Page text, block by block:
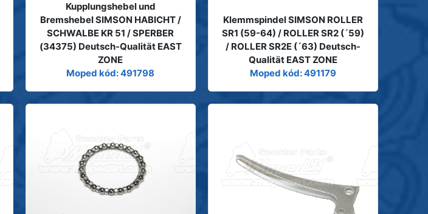
Kupplungshebel und
Bremshebel SIMSON HABICHT /
SCHWALBE KR 51 / SPERBER
(34375) Deutsch-Qualität EAST
ZONE
Moped kód: 491798
Klemmspindel SIMSON ROLLER
SR1 (59-64) / ROLLER SR2 (´59)
/ ROLLER SR2E (´63) Deutsch-
Qualität EAST ZONE
Moped kód: 491179